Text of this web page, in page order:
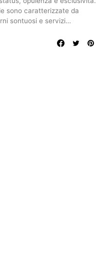
sono caratterizzate da
sontuosi e servizi…